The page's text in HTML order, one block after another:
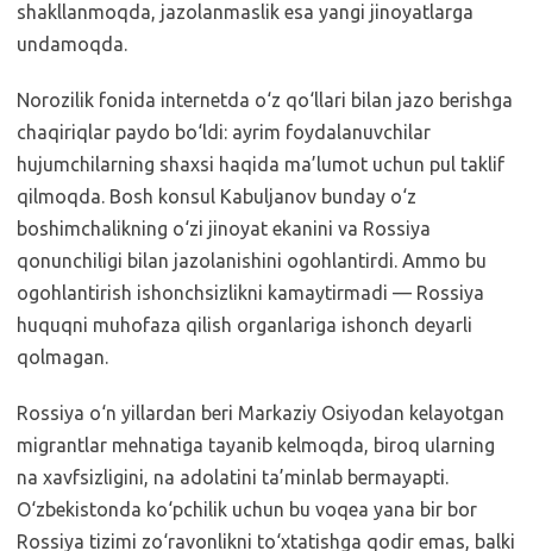
shakllanmoqda, jazolanmaslik esa yangi jinoyatlarga
undamoqda.
Norozilik fonida internetda o‘z qo‘llari bilan jazo berishga
chaqiriqlar paydo bo‘ldi: ayrim foydalanuvchilar
hujumchilarning shaxsi haqida ma’lumot uchun pul taklif
qilmoqda. Bosh konsul Kabuljanov bunday o‘z
boshimchalikning o‘zi jinoyat ekanini va Rossiya
qonunchiligi bilan jazolanishini ogohlantirdi. Ammo bu
ogohlantirish ishonchsizlikni kamaytirmadi — Rossiya
huquqni muhofaza qilish organlariga ishonch deyarli
qolmagan.
Rossiya o‘n yillardan beri Markaziy Osiyodan kelayotgan
migrantlar mehnatiga tayanib kelmoqda, biroq ularning
na xavfsizligini, na adolatini ta’minlab bermayapti.
O‘zbekistonda ko‘pchilik uchun bu voqea yana bir bor
Rossiya tizimi zo‘ravonlikni to‘xtatishga qodir emas, balki